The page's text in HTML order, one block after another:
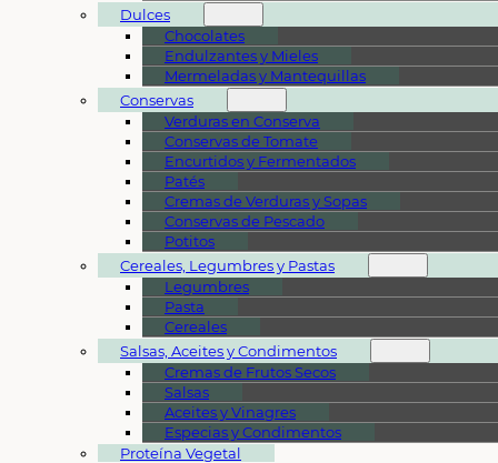
Dulces
Chocolates
Endulzantes y Mieles
Mermeladas y Mantequillas
Conservas
Verduras en Conserva
Conservas de Tomate
Encurtidos y Fermentados
Patés
Cremas de Verduras y Sopas
Conservas de Pescado
Potitos
Cereales, Legumbres y Pastas
Legumbres
Pasta
Cereales
Salsas, Aceites y Condimentos
Cremas de Frutos Secos
Salsas
Aceites y Vinagres
Especias y Condimentos
Proteína Vegetal